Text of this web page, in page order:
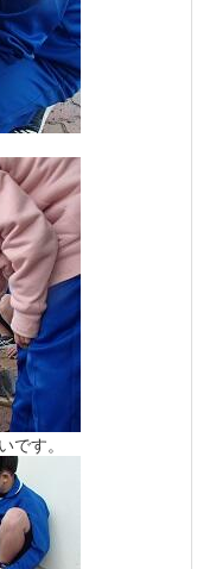
です。